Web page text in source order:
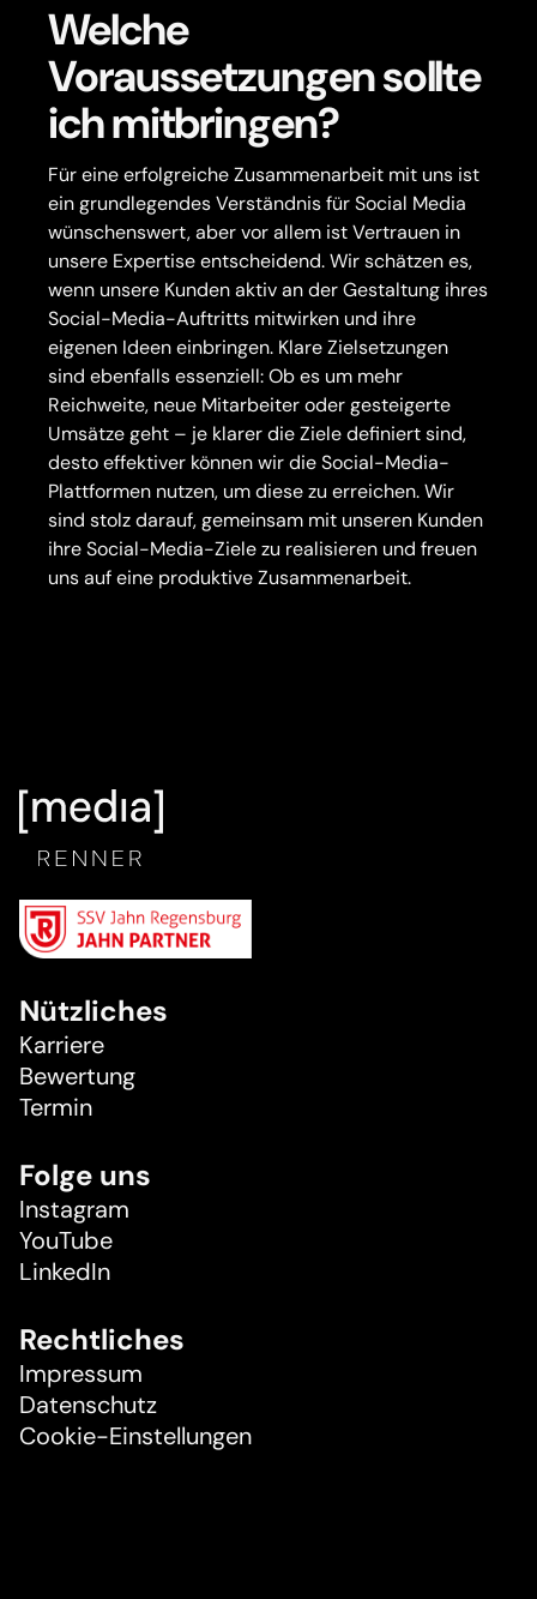
Welche
Voraussetzungen sollte
ich mitbringen?
Für eine erfolgreiche Zusammenarbeit mit uns ist
ein grundlegendes Verständnis für Social Media
wünschenswert, aber vor allem ist Vertrauen in
unsere Expertise entscheidend. Wir schätzen es,
wenn unsere Kunden aktiv an der Gestaltung ihres
Social-Media-Auftritts mitwirken und ihre
eigenen Ideen einbringen. Klare Zielsetzungen
sind ebenfalls essenziell: Ob es um mehr
Reichweite, neue Mitarbeiter oder gesteigerte
Umsätze geht – je klarer die Ziele definiert sind,
desto effektiver können wir die Social-Media-
Plattformen nutzen, um diese zu erreichen. Wir
sind stolz darauf, gemeinsam mit unseren Kunden
ihre Social-Media-Ziele zu realisieren und freuen
uns auf eine produktive Zusammenarbeit.
Nützliches
Karriere
Bewertung
Termin
Folge uns
Instagram
YouTube
LinkedIn
Rechtliches
Impressum
Datenschutz
Cookie-Einstellungen